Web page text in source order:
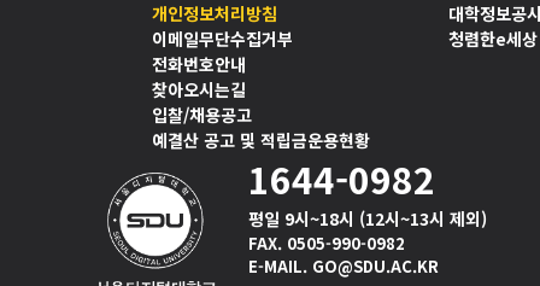
개인정보처리방침
이메일무단수집거부
전화번호안내
찾아오시는길
입찰/채용공고
예결산 공고 및 적립금운용현황
대학정보공
청렴한e세상
1644-0982
평일 9시~18시 (12시~13시 제외)
FAX. 0505-990-0982
E-MAIL. GO@SDU.AC.KR